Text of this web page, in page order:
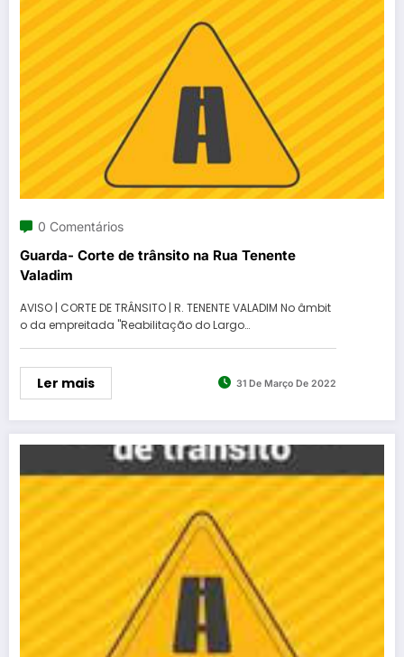
0 Comentários
Guarda- Corte de trânsito na Rua Tenente
Valadim
AVISO | CORTE DE TRÂNSITO | R. TENENTE VALADIM️ No âmbit
o da empreitada "Reabilitação do Largo…
Ler mais 31 De Março De 2022